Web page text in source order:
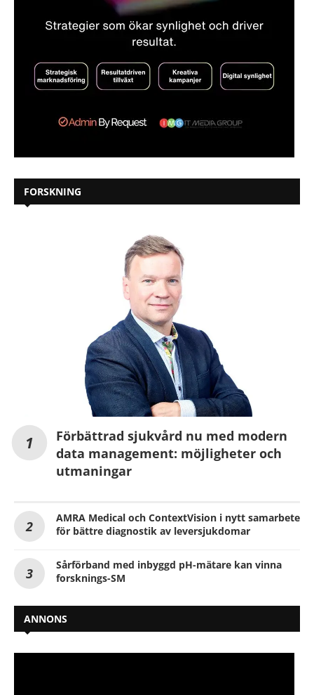
FORSKNING
Förbättrad sjukvård nu med modern
data management: möjligheter och
utmaningar
AMRA Medical och ContextVision i nytt samarbete
för bättre diagnostik av leversjukdomar
Sårförband med inbyggd pH-mätare kan vinna
forsknings-SM
ANNONS